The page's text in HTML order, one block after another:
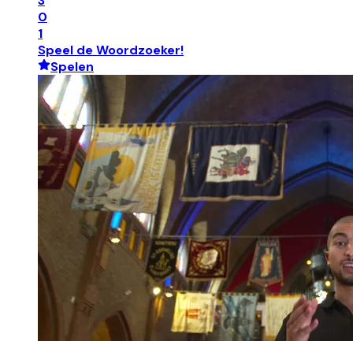
0
1
Speel de Woordzoeker!
Spelen